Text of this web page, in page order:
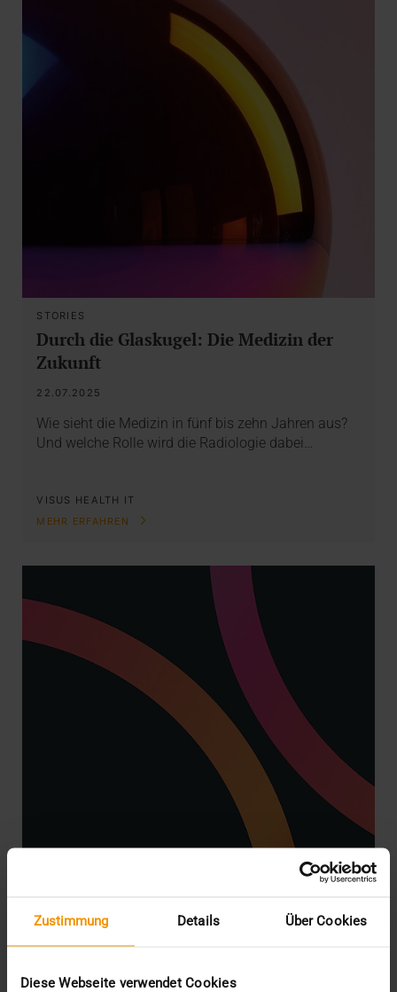
Zustimmung Details Über Cookies
Diese Webseite verwendet Cookies
STORIES
Durch die Glaskugel: Die Medizin der
Zukunft
22.07.2025
Wie sieht die Medizin in fünf bis zehn Jahren aus?
Und welche Rolle wird die Radiologie dabei…
VISUS HEALTH IT
MEHR ERFAHREN
08.07.2025